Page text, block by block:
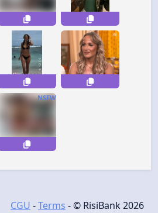
NSFW
CGU -Terms - © RisiBank 2026